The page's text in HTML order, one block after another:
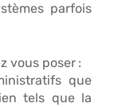
parfois
vous poser :
que
tels que la